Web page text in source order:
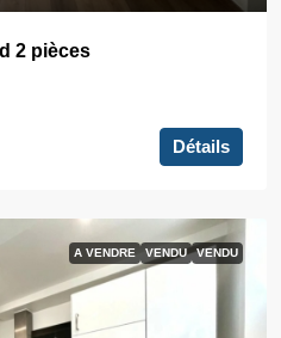
2 pièces
Détails
A VENDRE VENDU VENDU